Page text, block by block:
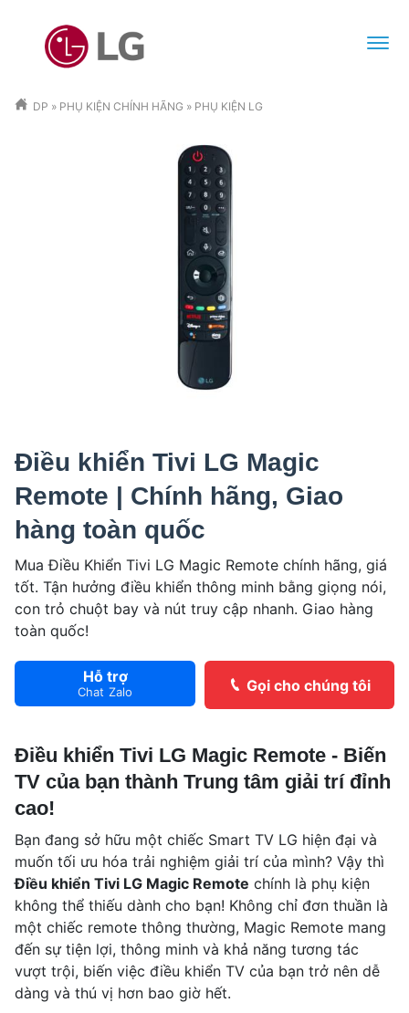
DP » PHỤ KIỆN CHÍNH HÃNG » PHỤ KIỆN LG
Điều khiển Tivi LG Magic
Remote | Chính hãng, Giao
hàng toàn quốc
Mua Điều Khiển Tivi LG Magic Remote chính hãng, giá
tốt. Tận hưởng điều khiển thông minh bằng giọng nói,
con trỏ chuột bay và nút truy cập nhanh. Giao hàng
toàn quốc!
Gọi cho chúng tôi
Hỗ trợ
Chat Zalo
Điều khiển Tivi LG Magic Remote - Biến
TV của bạn thành Trung tâm giải trí đỉnh
cao!
Bạn đang sở hữu một chiếc Smart TV LG hiện đại và
muốn tối ưu hóa trải nghiệm giải trí của mình? Vậy thì
Điều khiển Tivi LG Magic Remote chính là phụ kiện
không thể thiếu dành cho bạn! Không chỉ đơn thuần là
một chiếc remote thông thường, Magic Remote mang
đến sự tiện lợi, thông minh và khả năng tương tác
vượt trội, biến việc điều khiển TV của bạn trở nên dễ
dàng và thú vị hơn bao giờ hết.